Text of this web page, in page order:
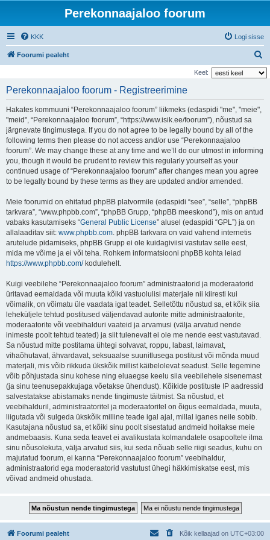
Perekonnaajaloo foorum
KKK Logi sisse
Foorumi pealeht
t
Keel:
Perekonnaajaloo foorum - Registreerimine
Hakates kommuuni “Perekonnaajaloo foorum” liikmeks (edaspidi "me", "meie",
"meid", “Perekonnaajaloo foorum”, “https://www.isik.ee/foorum”), nõustud sa
järgnevate tingimustega. If you do not agree to be legally bound by all of the
following terms then please do not access and/or use “Perekonnaajaloo
foorum”. We may change these at any time and we’ll do our utmost in informing
you, though it would be prudent to review this regularly yourself as your
continued usage of “Perekonnaajaloo foorum” after changes mean you agree
to be legally bound by these terms as they are updated and/or amended.
Meie foorumid on ehitatud phpBB platvormile (edaspidi “see”, “selle”, “phpBB
tarkvara”, “www.phpbb.com”, “phpBB Grupp, “phpBB meeskond”), mis on antud
vabaks kasutamiseks “General Public License” alusel (edaspidi “GPL”) ja on
allalaaditav siit: www.phpbb.com. phpBB tarkvara on vaid vahend internetis
arutelude pidamiseks, phpBB Grupp ei ole kuidagiviisi vastutav selle eest,
mida me võime ja ei või teha. Rohkem informatsiooni phpBB kohta leiad
https://www.phpbb.com/kodulehelt.
Kuigi veebilehe “Perekonnaajaloo foorum” administraatorid ja moderaatorid
üritavad eemaldada või muuta kõiki vastuolulisi materjale nii kiiresti kui
võimalik, on võimatu üle vaadata igat teadet. Selletõttu nõustud sa, et kõik siia
leheküljele tehtud postitused väljendavad autorite mitte administraatorite,
moderaatorite või veebihalduri vaateid ja arvamusi (välja arvatud nende
inimeste poolt tehtud teated) ja siit tulenevalt ei ole me nende eest vastutavad.
Sa nõustud mitte postitama ühtegi solvavat, roppu, labast, laimavat,
vihaõhutavat, ähvardavat, seksuaalse suunitlusega postitust või mõnda muud
materjali, mis võib rikkuda ükskõik millist käibelolevat seadust. Selle tegemine
võib põhjustada sinu kohese ning eluaegse keelu siia veebilehele sisenemast
(ja sinu teenusepakkujaga võetakse ühendust). Kõikide postituste IP aadressid
salvestatakse abistamaks nende tingimuste täitmist. Sa nõustud, et
veebihalduril, administraatoritel ja moderaatoritel on õigus eemaldada, muuta,
liigutada või sulgeda ükskõik milline teade igal ajal, millal iganes neile sobib.
Kasutajana nõustud sa, et kõiki sinu poolt sisestatud andmeid hoitakse meie
andmebaasis. Kuna seda teavet ei avalikustata kolmandatele osapooltele ilma
sinu nõusolekuta, välja arvatud siis, kui seda nõuab selle riigi seadus, kuhu on
majutatud foorum, ei kanna “Perekonnaajaloo foorum” veebihaldur,
administraatorid ega moderaatorid vastutust ühegi häkkimiskatse eest, mis
võivad andmeid ohustada.
Foorumi pealeht Kõik kellaajad on UTC+03:00